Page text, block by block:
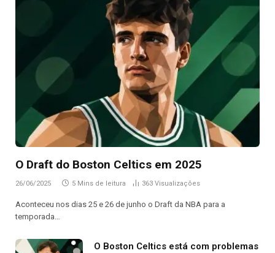
O Draft do Boston Celtics em 2025
26/06/2025 5 Mins de leitura 363 Visualizações
Aconteceu nos dias 25 e 26 de junho o Draft da NBA para a
temporada…
O Boston Celtics está com problemas